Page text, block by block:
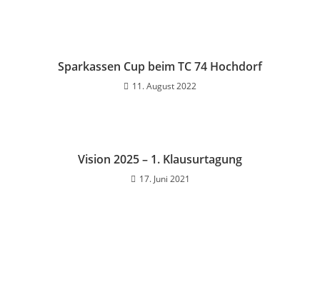
Sparkassen Cup beim TC 74 Hochdorf
11. August 2022
Vision 2025 – 1. Klausurtagung
17. Juni 2021